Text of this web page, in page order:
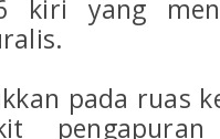
kiri yang
pada ruas